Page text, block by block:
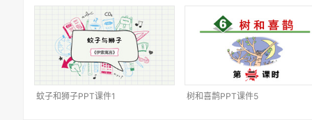
蚊子和狮子PPT课件1 树和喜鹊PPT课件5